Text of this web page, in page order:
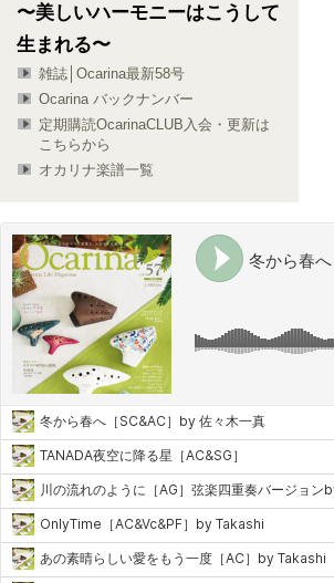
〜美しいハーモニーはこうして
生まれる〜
雑誌│Ocarina最新58号
Ocarina バックナンバー
定期購読OcarinaCLUB入会・更新は
こちらから
オカリナ楽譜一覧